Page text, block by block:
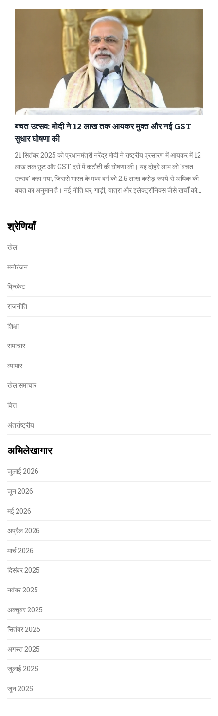
बचत उत्सव: मोदी ने 12 लाख तक आयकर मुक्त और नई GST
सुधार घोषणा की
21 सितंबर 2025 को प्रधानमंत्री नरेंद्र मोदी ने राष्ट्रीय प्रसारण में आयकर में 12
लाख तक छूट और GST दरों में कटौती की घोषणा की। यह दोहरे लाभ को 'बचत
उत्सव' कहा गया, जिससे भारत के मध्य वर्ग को 2.5 लाख करोड़ रुपये से अधिक की
बचत का अनुमान है। नई नीति घर, गाड़ी, यात्रा और इलेक्ट्रॉनिक्स जैसे खर्चों को
श्रेणियाँ
खेल
मनोरंजन
क्रिकेट
राजनीति
शिक्षा
समाचार
व्यापार
खेल समाचार
वित्त
अंतर्राष्ट्रीय
अभिलेखागार
जुलाई 2026
जून 2026
मई 2026
अप्रैल 2026
मार्च 2026
दिसंबर 2025
नवंबर 2025
अक्तूबर 2025
सितंबर 2025
अगस्त 2025
जुलाई 2025
जून 2025